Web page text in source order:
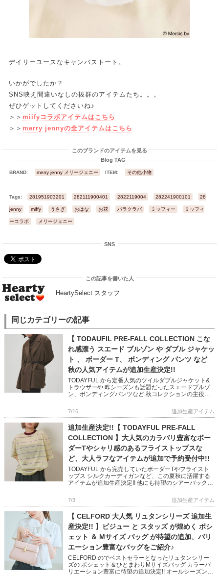
デイリーユースなキャンバストート。
いかがでしたか？
SNS映え間違いなしの抜群のアイテムたち。。。
ぜひゲットしてくださいね♪
＞＞ miifyコラボアイテムはこちら
＞＞ merry jennyの全アイテムはこちら
このブランドのアイテムを見る
Blog TAG
BRAND: merry jenny メリージェニー ITEM: その他小物
Tags: 281951903201 282111900401 2822119004 282241900101
jenny miffy うさぎ おはな お花 バラクラバ ミッフィー ミッフィ
ーコラボ メリージェニー
SNS
この記事を書いた人
HeartySelect スタッフ
同じカテゴリーの記事
【 TODAUFIL PRE-FALL COLLECTION こな
れ感漂う スエード ブルゾン や ダブル ジャケッ
ト 、 ボーダー T、 ボンディング パンツ など
秋の人気アイテムが追加生産決定!!
TODAYFUL から定番人気のツイルダブルジャケット&
トラウザーや 昨シーズンも話題だったスエードブルゾ
ン、ボンディングパンツなど 秋コレクションの主役ア
活躍 […]
7/16 追加生産アイテム
追加生産決定!!【 TODAYFUL PRE-FALL
COLLECTION 】大人気のカラバリ豊富なボー
ダーTやシャリ感のあるフライストップスな
ど、大人ラフなアイテムが追加で予約受付中!!
TODAYFUL から完売していたボーダーTやフライスト
ップス シルクカーディガンなど、この夏秋に活躍する
アイテムが追加生産決定!! 他にも待望のシアーバックパ
トップも予 […]
7/3 追加生産アイテム
【 CELFORD 大人気 リュタンシリーズ 追加生
産決定!! 】ビジュー と スタッズ が煌めく ポシ
ェット ＆ Mサイズ バッグ が待望の追加、バリ
エーション豊富なバッグをご紹介♪
CELFORD のでベストセラーとなったリュタンシリー
ズの ポシェット＆ひとまわりMサイズバッグ カラーバ
リエーション豊富に待望の追加決定!! オールシーズン、